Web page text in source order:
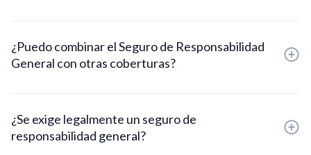
¿Puedo combinar el Seguro de Responsabilidad
General con otras coberturas?
¿Se exige legalmente un seguro de
responsabilidad general?